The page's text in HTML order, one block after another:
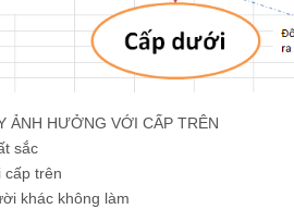
ẢNH HƯỞNG VỚI CẤP TRÊN
sắc
cấp trên
khác không làm